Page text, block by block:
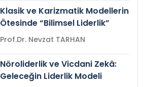
Klasik ve Karizmatik Modellerin
Ötesinde “Bilimsel Liderlik”
Prof.Dr. Nevzat TARHAN
Nöroliderlik ve Vicdani Zekâ:
Geleceğin Liderlik Modeli